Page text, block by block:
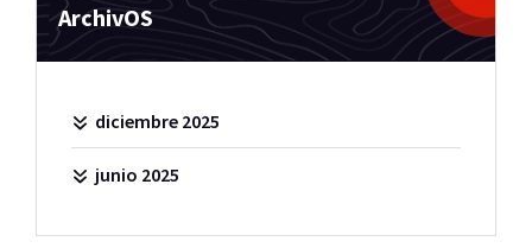
ArchivOS
diciembre 2025
junio 2025